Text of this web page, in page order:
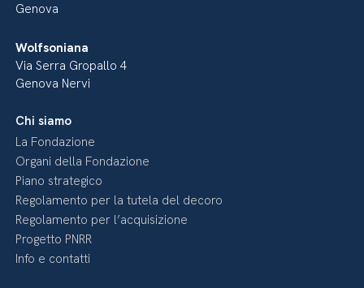
Genova
Wolfsoniana
Via Serra Gropallo 4
Genova Nervi
Chi siamo
La Fondazione
Organi della Fondazione
Piano strategico
Regolamento per la tutela del decoro
Regolamento per l’acquisizione
Progetto PNRR
Info e contatti